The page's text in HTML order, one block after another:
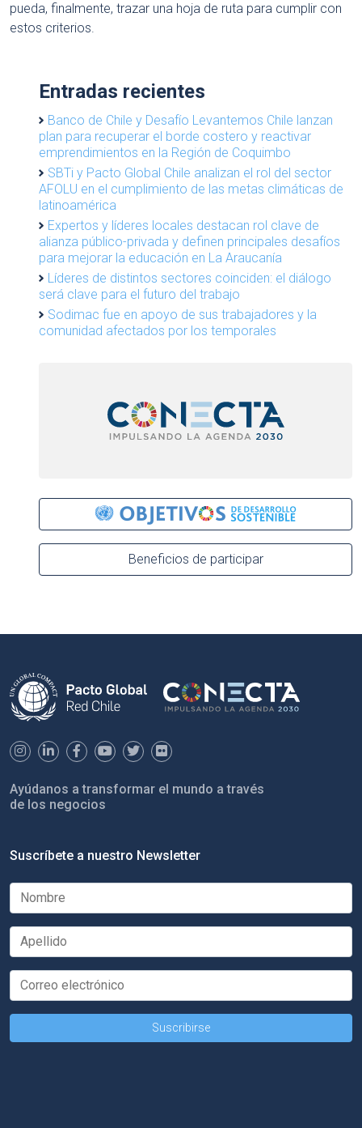
pueda, finalmente, trazar una hoja de ruta para cumplir con
estos criterios.
Entradas recientes
Banco de Chile y Desafío Levantemos Chile lanzan
plan para recuperar el borde costero y reactivar
emprendimientos en la Región de Coquimbo
SBTi y Pacto Global Chile analizan el rol del sector
AFOLU en el cumplimiento de las metas climáticas de
latinoamérica
Expertos y líderes locales destacan rol clave de
alianza público-privada y definen principales desafíos
para mejorar la educación en La Araucanía
Líderes de distintos sectores coinciden: el diálogo
será clave para el futuro del trabajo
Sodimac fue en apoyo de sus trabajadores y la
comunidad afectados por los temporales
Beneficios de participar
Ayúdanos a transformar el mundo a través
de los negocios
Suscríbete a nuestro Newsletter